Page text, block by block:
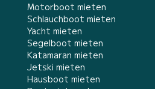
Motorboot mieten
Schlauchboot mieten
Yacht mieten
Segelboot mieten
Katamaran mieten
Jetski mieten
Hausboot mieten